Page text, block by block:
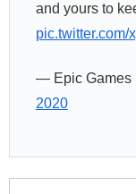
and yours to
pic.twitter.com/
— Epic Games
2020